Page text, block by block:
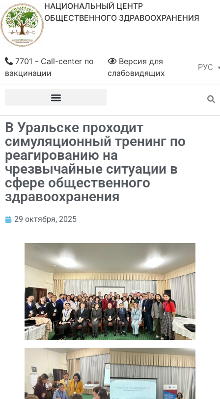
НАЦИОНАЛЬНЫЙ ЦЕНТР
ОБЩЕСТВЕННОГО ЗДРАВООХРАНЕНИЯ
РУС
ҚАЗ
Версия для
слабовидящих
7701 - Call-center по
вакцинации
В Уральске проходит
симуляционный тренинг по
реагированию на
чрезвычайные ситуации в
сфере общественного
здравоохранения
29 октября, 2025